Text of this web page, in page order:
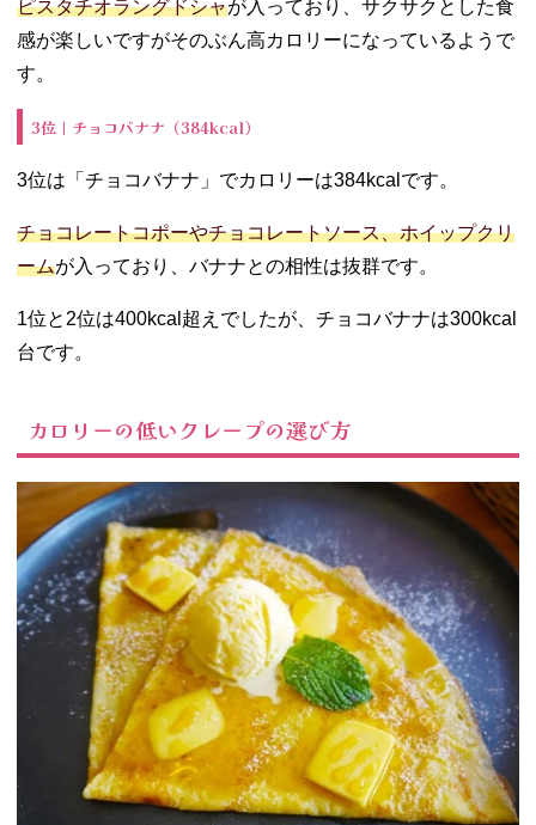
ピスタチオラングドシャが入っており、サクサクとした食
感が楽しいですがそのぶん高カロリーになっているようで
す。
3位｜チョコバナナ（384kcal）
3位は「チョコバナナ」でカロリーは384kcalです。
チョコレートコポーやチョコレートソース、ホイップクリ
ームが入っており、バナナとの相性は抜群です。
1位と2位は400kcal超えでしたが、チョコバナナは300kcal
台です。
カロリーの低いクレープの選び方